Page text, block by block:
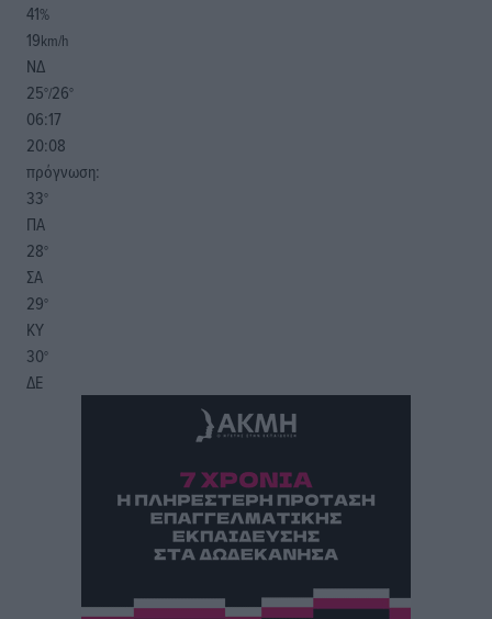
41%
19km/h
ΝΔ
25°/26°
06:17
20:08
πρόγνωση:
33°
ΠΑ
28°
ΣΑ
29°
ΚΥ
30°
ΔΕ